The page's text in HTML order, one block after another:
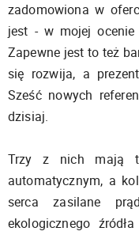
zadomowiona w
jest - w mojej
Zapewne jest to też
się rozwija, a
Sześć nowych
dzisiaj.
Trzy z nich mają
automatycznym, a
serca zasilane
ekologicznego